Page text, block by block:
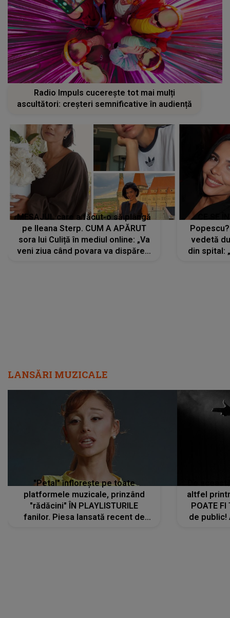
Radio Impuls cucerește tot mai mulți
ascultători: creșteri semnificative în audiență
MESAJUL care a făcut-o să plângă
pe Ileana Sterp. CUM A APĂRUT
sora lui Culiță în mediul online: „Va
veni ziua când povara va dispărea,
vedetă
din spital:
LANSĂRI MUZICALE
"Petal" înflorește pe toate
platformele muzicale, prinzând
"rădăcini" ÎN PLAYLISTURILE
fanilor. Piesa lansată recent de
altfel
POATE FI
de public!